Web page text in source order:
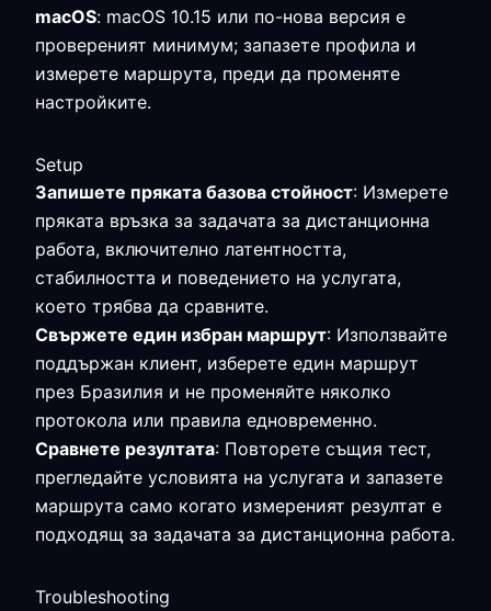
macOS: macOS 10.15 или по-нова версия е
провереният минимум; запазете профила и
измерете маршрута, преди да променяте
настройките.
Setup
Запишете пряката базова стойност: Измерете
пряката връзка за задачата за дистанционна
работа, включително латентността,
стабилността и поведението на услугата,
което трябва да сравните.
Свържете един избран маршрут: Използвайте
поддържан клиент, изберете един маршрут
през Бразилия и не променяйте няколко
протокола или правила едновременно.
Сравнете резултата: Повторете същия тест,
прегледайте условията на услугата и запазете
маршрута само когато измереният резултат е
подходящ за задачата за дистанционна работа.
Troubleshooting